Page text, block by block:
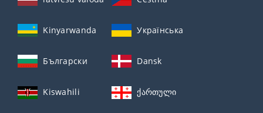
Kinyarwanda Українська
Български Dansk
Kiswahili ქართული